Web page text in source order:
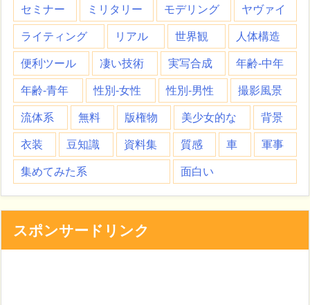
セミナー
ミリタリー モデリング
ヤヴァイ
ライティング
リアル 世界観
人体構造
便利ツール
凄い技術 実写合成
年齢-中年
年齢-青年
性別-女性 性別-男性
撮影風景
流体系
無料 版権物 美少女的な
背景
衣装
豆知識 資料集 質感 車
軍事
集めてみた系
面白い
スポンサードリンク